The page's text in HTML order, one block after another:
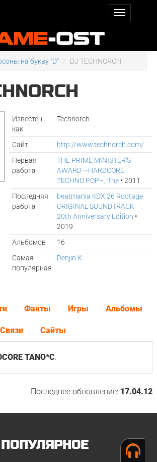
на букву "D" DJ TECHNORCH
Известен
как
Technorch
Сайт
http://www.technorch.com/
Первая
работа
THE PRIME MINISTER'S
AWARD ~HARDCORE
TECHNO POP~, The • 2011
Последняя
работа
beatmania IIDX 26 Rootage
ORIGINAL SOUNDTRACK
20th Anniversary Edition •
2019
Альбомов
16
Самая
популярная
Denjin K
Факты Игры Альбомы
Связи Сайты
TANO*C.
Последнее обновление: 17.04.12
ПОПУЛЯРНОЕ